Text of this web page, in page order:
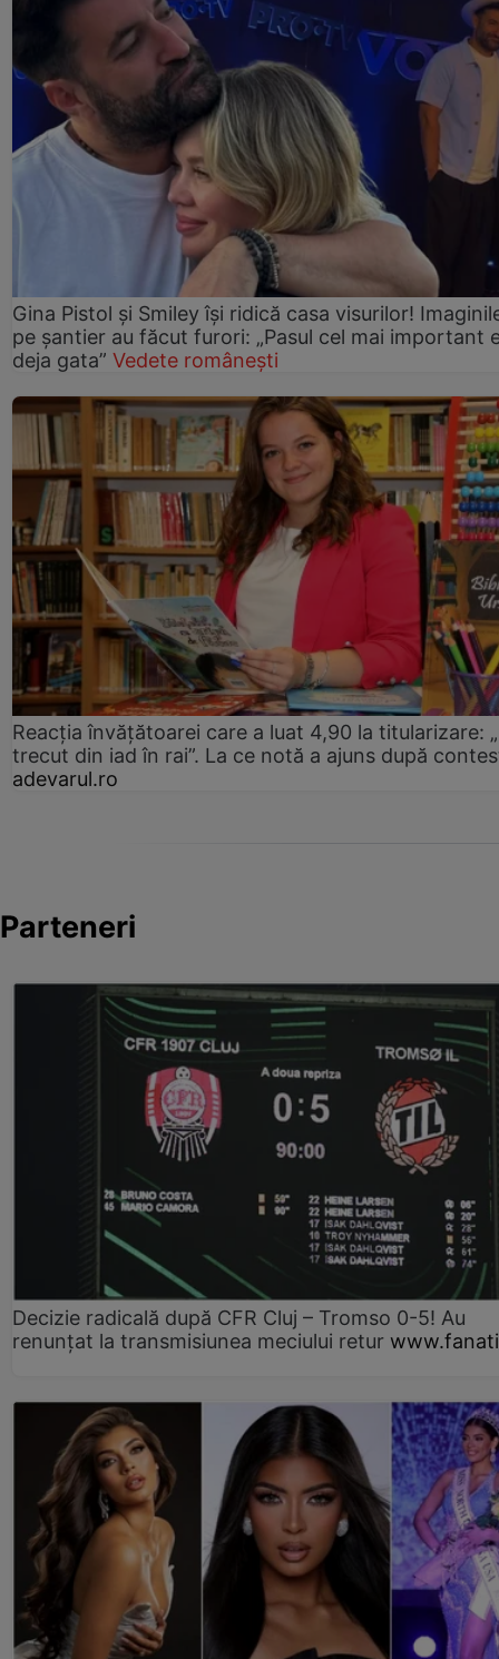
Gina Pistol și Smiley își ridică casa visurilor!
pe șantier au făcut furori: „Pasul cel mai important
deja gata” Vedete românești
Reacția învățătoarei care a luat 4,90 la titularizare:
trecut din iad în rai”. La ce notă a ajuns după
adevarul.ro
Parteneri
Decizie radicală după CFR Cluj – Tromso 0-5! Au
renunțat la transmisiunea meciului retur